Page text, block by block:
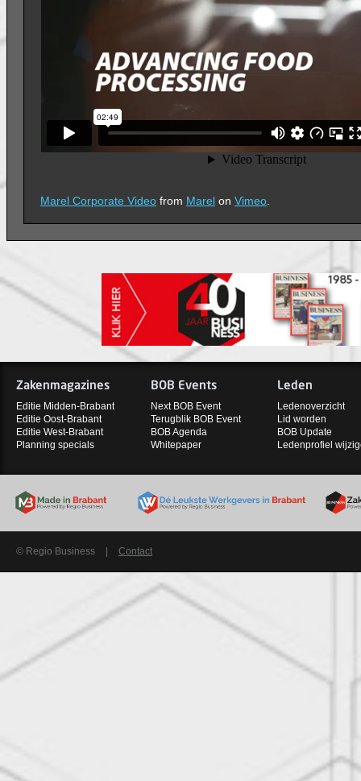
Marel Corporate Video from Marel on Vimeo.
Zakenmagazines
Editie Midden-Brabant
Editie Oost-Brabant
Editie West-Brabant
Planning specials
BOB Events
Next BOB Event
Terugblik BOB Event
BOB Agenda
Whitepaper
Leden
Ledenoverzicht
Lid worden
BOB Update
Ledenprofiel
© Regio Business Contact